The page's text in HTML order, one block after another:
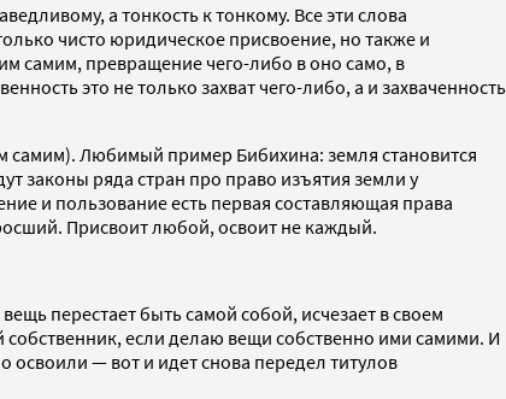
а тонкость к тонкому. Все эти слова
чисто юридическое присвоение, но также и
самим, превращение чего-либо в оно само, в
это не только захват чего-либо, а и захваченность
самим). Любимый пример Бибихина: земля становится
законы ряда стран про право изъятия земли у
и пользование есть первая составляющая права
Присвоит любой, освоит не каждый.
перестает быть самой собой, исчезает в своем
собственник, если делаю вещи собственно ими самими. И
освоили — вот и идет снова передел титулов